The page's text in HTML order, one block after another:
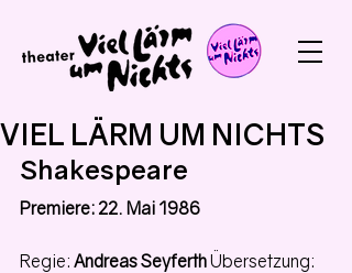
VIEL LÄRM UM NICHTS
Shakespeare
Premiere: 22. Mai 1986
Regie: Andreas Seyferth Übersetzung: